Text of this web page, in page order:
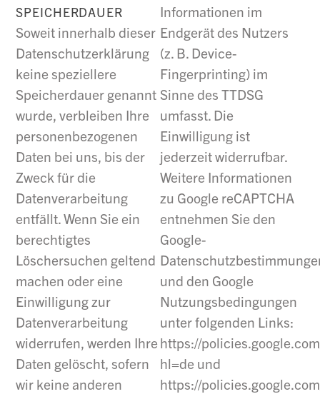
SPEICHERDAUER
Soweit innerhalb dieser
Datenschutzerklärung
keine speziellere
Speicherdauer genannt
wurde, verbleiben Ihre
personenbezogenen
Daten bei uns, bis der
Zweck für die
Datenverarbeitung
entfällt. Wenn Sie ein
berechtigtes
Löschersuchen geltend
machen oder eine
Einwilligung zur
Datenverarbeitung
widerrufen, werden Ihre
Daten gelöscht, sofern
wir keine anderen
Informationen im
Endgerät des Nutzers
(z. B. Device-
Fingerprinting) im
Sinne des TTDSG
umfasst. Die
Einwilligung ist
jederzeit widerrufbar.
Weitere Informationen
zu Google reCAPTCHA
entnehmen Sie den
Google-
und den Google
Nutzungsbedingungen
unter folgenden Links:
https://
hl=de und
https://